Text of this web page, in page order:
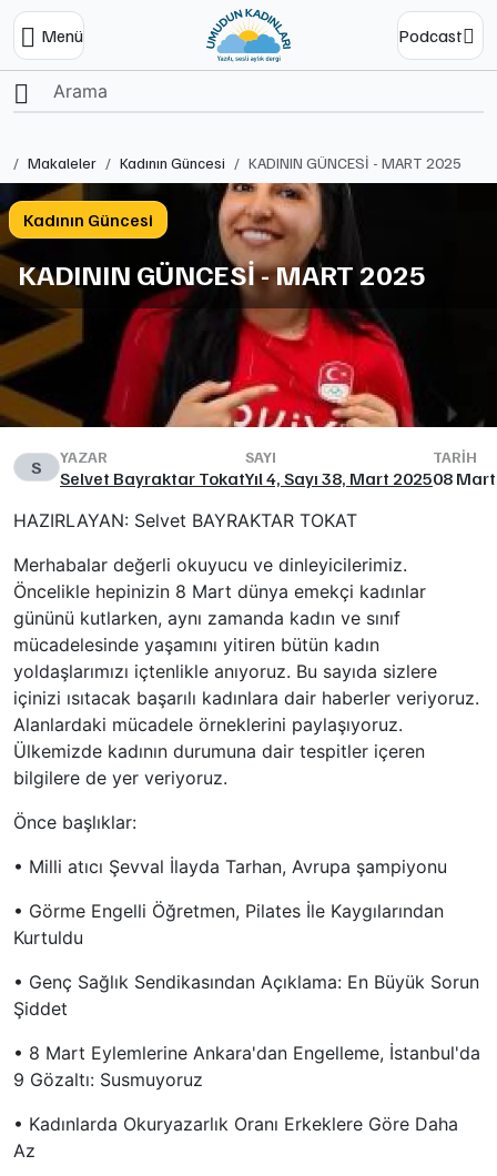
Menü Podcast
Ana Sayfa
Makaleler Kadının Güncesi KADININ GÜNCESİ - MART 2025
Kadının Güncesi
KADININ GÜNCESİ - MART 2025
S YAZAR
Selvet Bayraktar Tokat
SAYI
Yıl 4, Sayı 38, Mart 2025
TARIH
08
HAZIRLAYAN: Selvet BAYRAKTAR TOKAT
Merhabalar değerli okuyucu ve dinleyicilerimiz.
Öncelikle hepinizin 8 Mart dünya emekçi kadınlar
gününü kutlarken, aynı zamanda kadın ve sınıf
mücadelesinde yaşamını yitiren bütün kadın
yoldaşlarımızı içtenlikle anıyoruz. Bu sayıda sizlere
içinizi ısıtacak başarılı kadınlara dair haberler veriyoruz.
Alanlardaki mücadele örneklerini paylaşıyoruz.
Ülkemizde kadının durumuna dair tespitler içeren
bilgilere de yer veriyoruz.
Önce başlıklar:
• Milli atıcı Şevval İlayda Tarhan, Avrupa şampiyonu
• Görme Engelli Öğretmen, Pilates İle Kaygılarından
Kurtuldu
• Genç Sağlık Sendikasından Açıklama: En Büyük Sorun
Şiddet
• 8 Mart Eylemlerine Ankara'dan Engelleme, İstanbul'da
9 Gözaltı: Susmuyoruz
• Kadınlarda Okuryazarlık Oranı Erkeklere Göre Daha
Az